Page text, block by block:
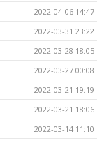
2022-04-06 14:47
2022-03-31 23:22
2022-03-28 18:05
2022-03-27 00:08
2022-03-21 19:19
2022-03-21 18:06
2022-03-14 11:10